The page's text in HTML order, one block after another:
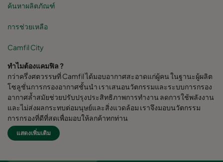
ค้นหาผลิตภัณฑ์
การช่วยเหลือ
Camfil City
ทำไมต้องแคมฟิล ?
กว่าครึ่งศตวรรษที่ Camfil ได้มอบอากาศสะอาดแก่ผู้คน ในฐานะผู้ผลิต
โซลูชั่นการกรองอากาศชั้นนำ เราเสนอนวัตกรรมและระบบการกรอง
อากาศล้ำสมัยช่วยปรับปรุงประสิทธิภาพการทำงาน ลดการใช้พลังงาน
และไม่ส่งผลกระทบต่อมนุษย์และสิ่งแวดล้อม เราจึงมอบนวัตกรรม
การกรองที่ดีที่สุดเพื่อมอบให้ลูกค้าทุกท่าน
Camfil Group สำนักงานใหญ่ตั้งอยู่ใน Stockholm, Sweden มี
แสดงเพิ่มเติม